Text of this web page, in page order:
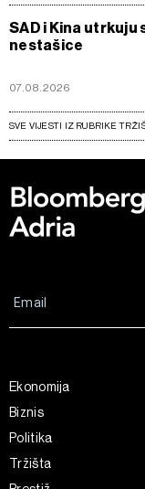
SAD i Kina utrkuju
nestašice
07.08.2026
SVE VIJESTI IZ RUBRIKE
Ekonomija
Biznis
Politika
Tržišta